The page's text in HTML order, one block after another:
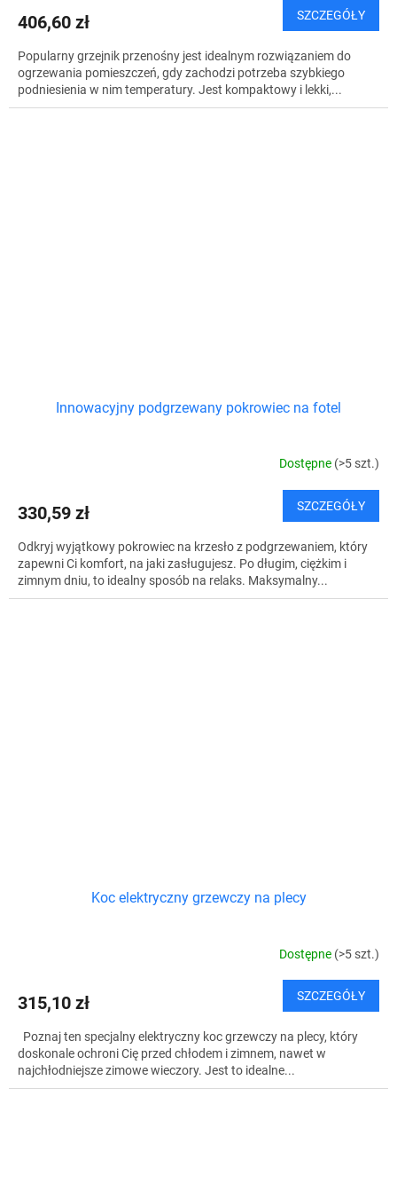
406,60 zł SZCZEGÓŁY
Popularny grzejnik przenośny jest idealnym rozwiązaniem do
ogrzewania pomieszczeń, gdy zachodzi potrzeba szybkiego
podniesienia w nim temperatury. Jest kompaktowy i lekki,...
Innowacyjny podgrzewany pokrowiec na fotel
Dostępne (>5 szt.)
330,59 zł SZCZEGÓŁY
Odkryj wyjątkowy pokrowiec na krzesło z podgrzewaniem, który
zapewni Ci komfort, na jaki zasługujesz. Po długim, ciężkim i
zimnym dniu, to idealny sposób na relaks. Maksymalny...
Koc elektryczny grzewczy na plecy
Dostępne (>5 szt.)
315,10 zł SZCZEGÓŁY
Poznaj ten specjalny elektryczny koc grzewczy na plecy, który
doskonale ochroni Cię przed chłodem i zimnem, nawet w
najchłodniejsze zimowe wieczory. Jest to idealne...